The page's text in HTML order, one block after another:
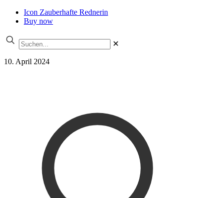
Icon Zauberhafte Rednerin
Buy now
✕
10. April 2024